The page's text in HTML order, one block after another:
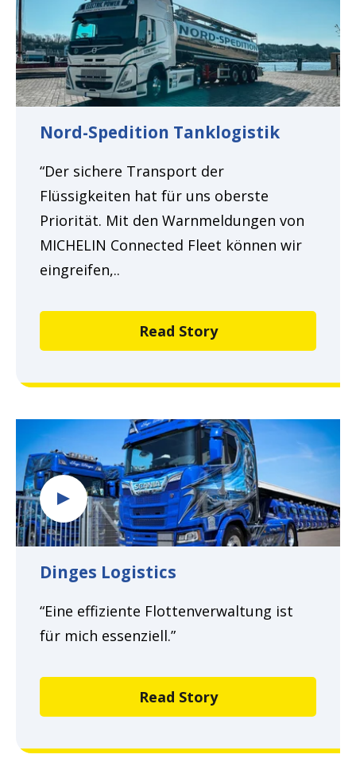
Nord-Spedition Tanklogistik
“Der sichere Transport der
Flüssigkeiten hat für uns oberste
Priorität. Mit den Warnmeldungen von
MICHELIN Connected Fleet können wir
eingreifen,..
Read Story
Dinges Logistics
“Eine effiziente Flottenverwaltung ist
für mich essenziell.”
Read Story